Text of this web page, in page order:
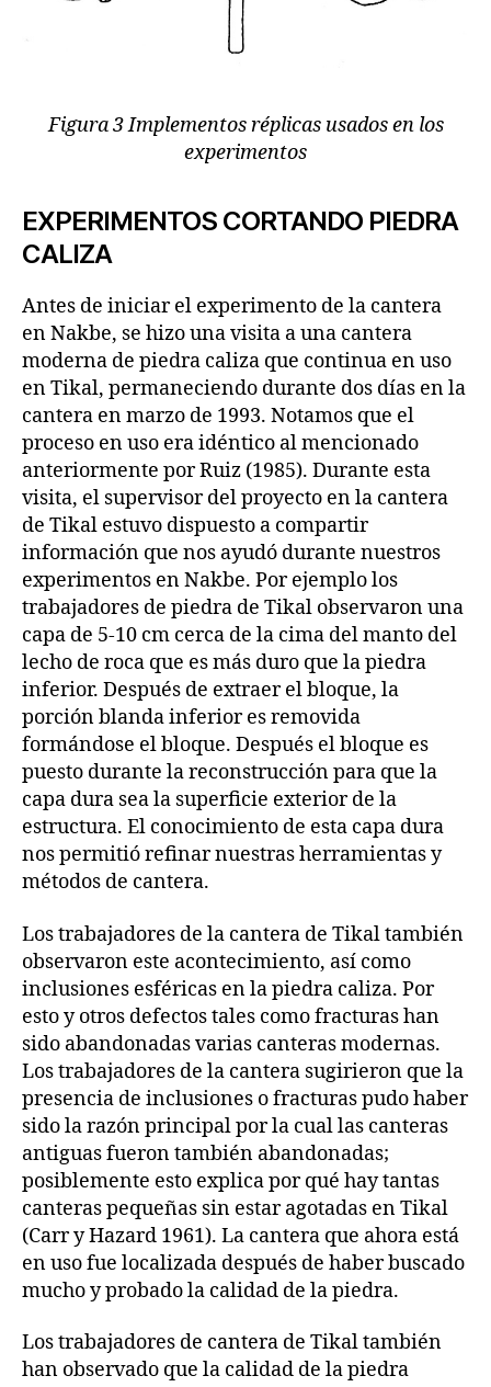
Figura 3 Implementos réplicas usados en los
experimentos
EXPERIMENTOS CORTANDO PIEDRA
CALIZA
Antes de iniciar el experimento de la cantera
en Nakbe, se hizo una visita a una cantera
moderna de piedra caliza que continua en uso
en Tikal, permaneciendo durante dos días en la
cantera en marzo de 1993. Notamos que el
proceso en uso era idéntico al mencionado
anteriormente por Ruiz (1985). Durante esta
visita, el supervisor del proyecto en la cantera
de Tikal estuvo dispuesto a compartir
información que nos ayudó durante nuestros
experimentos en Nakbe. Por ejemplo los
trabajadores de piedra de Tikal observaron una
capa de 5-10 cm cerca de la cima del manto del
lecho de roca que es más duro que la piedra
inferior. Después de extraer el bloque, la
porción blanda inferior es removida
formándose el bloque. Después el bloque es
puesto durante la reconstrucción para que la
capa dura sea la superficie exterior de la
estructura. El conocimiento de esta capa dura
nos permitió refinar nuestras herramientas y
métodos de cantera.
Los trabajadores de la cantera de Tikal también
observaron este acontecimiento, así como
inclusiones esféricas en la piedra caliza. Por
esto y otros defectos tales como fracturas han
sido abandonadas varias canteras modernas.
Los trabajadores de la cantera sugirieron que la
presencia de inclusiones o fracturas pudo haber
sido la razón principal por la cual las canteras
antiguas fueron también abandonadas;
posiblemente esto explica por qué hay tantas
canteras pequeñas sin estar agotadas en Tikal
(Carr y Hazard 1961). La cantera que ahora está
en uso fue localizada después de haber buscado
mucho y probado la calidad de la piedra.
Los trabajadores de cantera de Tikal también
han observado que la calidad de la piedra